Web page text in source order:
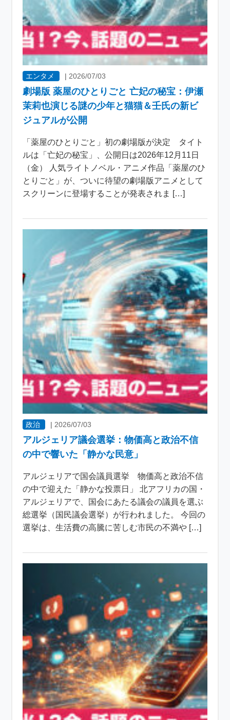
エンタメ | 2026/07/03
劇場版 薬屋のひとりごと 亡妃の秘宝：伊瀬
茉莉也演じる謎の少年と猫猫＆壬氏の新ビ
ジュアルが公開
「薬屋のひとりごと」初の劇場版が決定 タイト
ルは「亡妃の秘宝」、公開日は2026年12月11日
（金） 人気ライトノベル・アニメ作品「薬屋のひ
とりごと」が、ついに待望の劇場版アニメとして
スクリーンに登場することが発表されま […]
政治 |2026/07/03
アルジェリア議会選挙：物価高と政治不信
の中で響いた「静かな民意」
アルジェリアで国会議員選挙 物価高と政治不信
の中で迎えた「静かな投票日」 北アフリカの国・
アルジェリアで、国会にあたる議会の議員を選ぶ
総選挙（国民議会選挙）が行われました。 今回の
選挙は、生活費の高騰に苦しむ市民の不満や […]